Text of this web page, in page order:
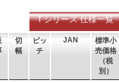
大きくなります。
Ｔシリーズ 仕様一覧
切
幅
ピッ
チ
JAN
標準小
売価格
（税
別）